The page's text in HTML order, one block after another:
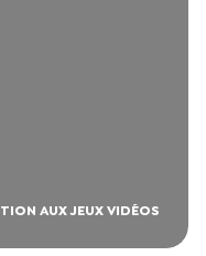
AUX JEUX VIDÉOS